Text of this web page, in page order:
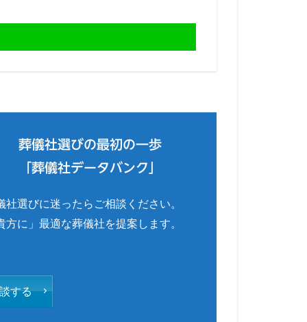
葬儀社選びの最初の一歩
「葬儀社データバンク」
社選びに迷ったらご相談ください。
方に」最適な葬儀社を提案します。
する